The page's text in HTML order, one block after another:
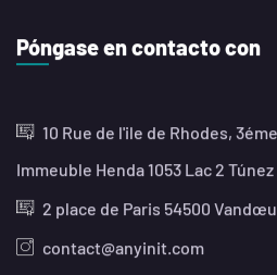
Póngase en contacto con
10 Rue de l'ile de Rhodes,
Immeuble Henda 1053 Lac 2 Túnez
2 place de Paris 54500
contact@anyinit.com